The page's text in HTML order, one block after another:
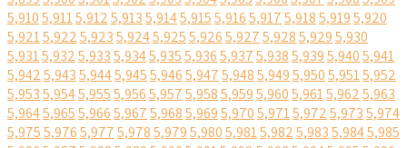
5,9105,9115,9125,9135,9145,9155,9165,9175,9185,9195,920
5,9215,9225,9235,9245,9255,9265,9275,9285,9295,930
5,9315,9325,9335,9345,9355,9365,9375,9385,9395,9405,941
5,9425,9435,9445,9455,9465,9475,9485,9495,9505,9515,952
5,9535,9545,9555,9565,9575,9585,9595,9605,9615,9625,963
5,9645,9655,9665,9675,9685,9695,9705,9715,9725,9735,974
5,9755,9765,9775,9785,9795,9805,9815,9825,9835,9845,985